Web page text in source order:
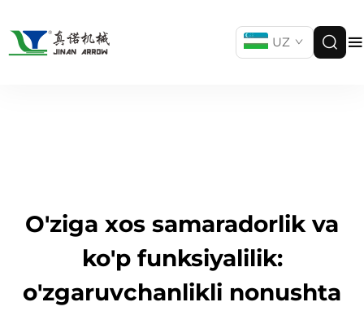
UZ
O'ziga xos samaradorlik va
ko'p funksiyalilik:
o'zgaruvchanlikli nonushta